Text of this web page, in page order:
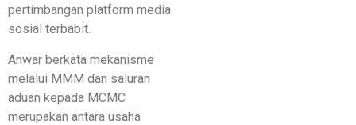
pertimbangan platform media
sosial terbabit.
Anwar berkata mekanisme
melalui MMM dan saluran
aduan kepada MCMC
merupakan antara usaha